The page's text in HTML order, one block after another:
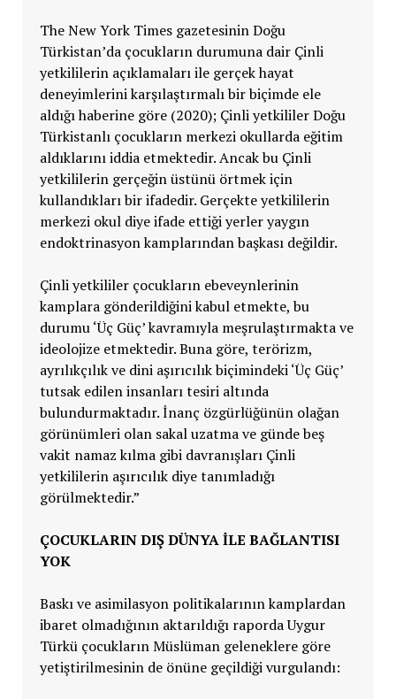
The New York Times gazetesinin Doğu
Türkistan’da çocukların durumuna dair Çinli
yetkililerin açıklamaları ile gerçek hayat
deneyimlerini karşılaştırmalı bir biçimde ele
aldığı haberine göre (2020); Çinli yetkililer Doğu
Türkistanlı çocukların merkezi okullarda eğitim
aldıklarını iddia etmektedir. Ancak bu Çinli
yetkililerin gerçeğin üstünü örtmek için
kullandıkları bir ifadedir. Gerçekte yetkililerin
merkezi okul diye ifade ettiği yerler yaygın
endoktrinasyon kamplarından başkası değildir.
Çinli yetkililer çocukların ebeveynlerinin
kamplara gönderildiğini kabul etmekte, bu
durumu ‘Üç Güç’ kavramıyla meşrulaştırmakta ve
ideolojize etmektedir. Buna göre, terörizm,
ayrılıkçılık ve dini aşırıcılık biçimindeki ‘Üç Güç’
tutsak edilen insanları tesiri altında
bulundurmaktadır. İnanç özgürlüğünün olağan
görünümleri olan sakal uzatma ve günde beş
vakit namaz kılma gibi davranışları Çinli
yetkililerin aşırıcılık diye tanımladığı
görülmektedir.”
ÇOCUKLARIN DIŞ DÜNYA İLE BAĞLANTISI
YOK
Baskı ve asimilasyon politikalarının kamplardan
ibaret olmadığının aktarıldığı raporda Uygur
Türkü çocukların Müslüman geleneklere göre
yetiştirilmesinin de önüne geçildiği vurgulandı: